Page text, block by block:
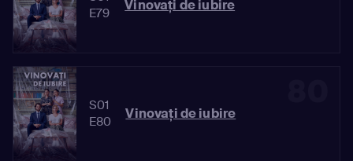
E79
Vinovaţi de iubire
S01
E80
Vinovaţi de iubire